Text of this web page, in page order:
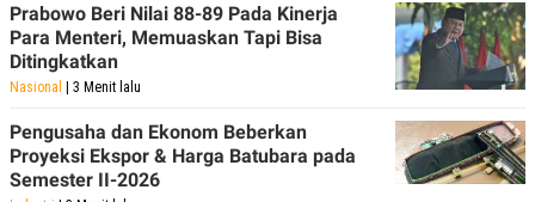
I
A
.
I
D
SITEMAPPROFILETERM
Prabowo Beri Nilai 88-89 Pada Kinerja
Para Menteri, Memuaskan Tapi Bisa
Ditingkatkan
Nasional | 3 Menit lalu
Pengusaha dan Ekonom Beberkan
Proyeksi Ekspor & Harga Batubara pada
Semester II-2026